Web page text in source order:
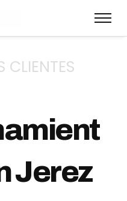
CLIENTES
Jerez